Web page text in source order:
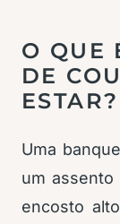
O QUE
DE
ESTAR?
Uma
um assento
encosto